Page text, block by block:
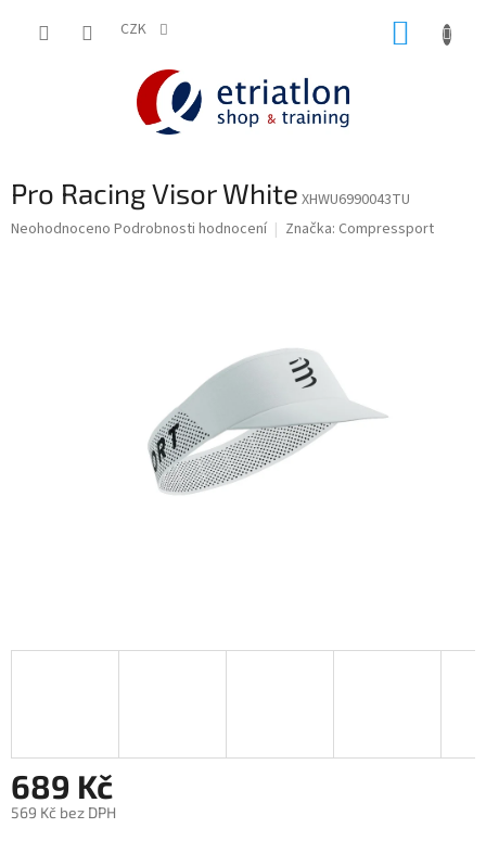
CZK
Pro Racing Visor White XHWU6990043TU
Průměrné
Neohodnoceno Podrobnosti hodnocení Značka: Compressport
689 Kč
569 Kč bez DPH
shop.etriatlon.cz - Chat